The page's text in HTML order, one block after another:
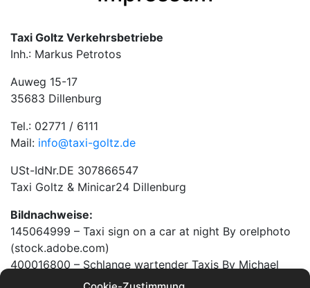
Taxi Goltz Verkehrsbetriebe
Inh.: Markus Petrotos
Auweg 15-17
35683 Dillenburg
Tel.: 02771 / 6111
Mail: info@taxi-goltz.de
USt-IdNr.DE 307866547
Taxi Goltz & Minicar24 Dillenburg
Bildnachweise:
145064999 – Taxi sign on a car at night By orelphoto
(stock.adobe.com)
400016800 – Schlange wartender Taxis By Michael
(stock.adobe.com)